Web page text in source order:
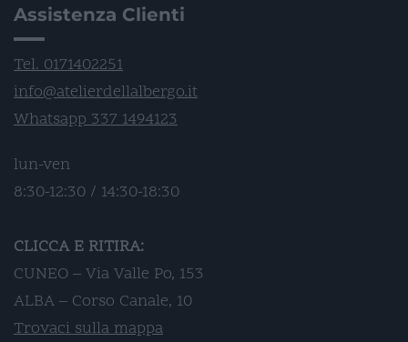
Assistenza Clienti
Tel. 0171402251
info@atelierdellalbergo.it
Whatsapp 337 1494123
lun-ven
8:30-12:30 / 14:30-18:30
CLICCA E RITIRA:
CUNEO – Via Valle Po, 153
ALBA – Corso Canale, 10
Trovaci sulla mappa